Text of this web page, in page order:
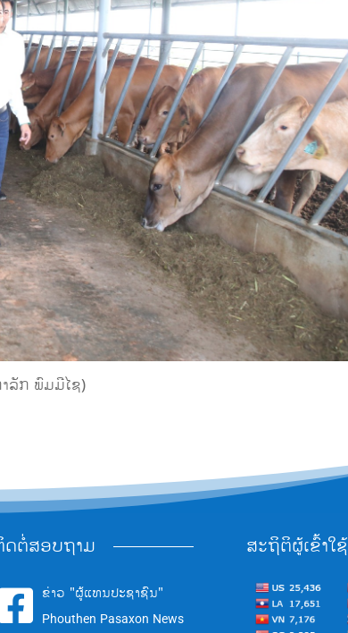
າລັກ ພົມມີໄຊ)
ດຕໍ່ສອບຖາມ
 ຂ່າວ "ຜູ້ແທນປະຊາຊົນ"
Phouthen Pasaxon News
ສະຖິຕິຜູ້ເຂົ້າໃຊ້